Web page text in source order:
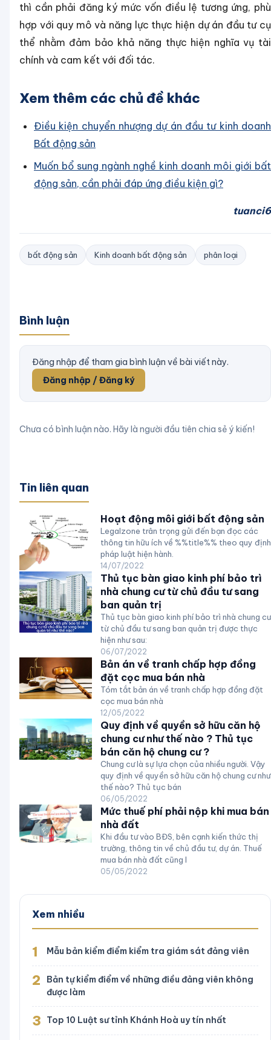
thì cần phải đăng ký mức vốn điều lệ tương ứng, phù
hợp với quy mô và năng lực thực hiện dự án đầu tư cụ
thể nhằm đảm bảo khả năng thực hiện nghĩa vụ tài
chính và cam kết với đối tác.
Xem thêm các chủ đề khác
Điều kiện chuyển nhượng dự án đầu tư kinh doanh
Bất động sản
Muốn bổ sung ngành nghề kinh doanh môi giới bất
động sản, cần phải đáp ứng điều kiện gì?
tuanci6
bất động sản Kinh doanh bất động sản phân loại
Bình luận
Đăng nhập để tham gia bình luận về bài viết này.
Đăng nhập / Đăng ký
Chưa có bình luận nào. Hãy là người đầu tiên chia sẻ ý kiến!
Tin liên quan
Hoạt động môi giới bất động sản
Legalzone trân trọng gửi đến bạn đọc các
thông tin hữu ích về %%title%% theo quy định
pháp luật hiện hành.
14/07/2022
Thủ tục bàn giao kinh phí bảo trì
nhà chung cư từ chủ đầu tư sang
ban quản trị
Thủ tục bàn giao kinh phí bảo trì nhà chung cư
từ chủ đầu tư sang ban quản trị được thực
hiện như sau:
06/07/2022
Bản án về tranh chấp hợp đồng
đặt cọc mua bán nhà
Tóm tắt bản án về tranh chấp hợp đồng đặt
cọc mua bán nhà
12/05/2022
Quy định về quyền sở hữu căn hộ
chung cư như thế nào ? Thủ tục
bán căn hộ chung cư ?
Chung cư là sự lựa chọn của nhiều người. Vậy
quy định về quyền sở hữu căn hộ chung cư như
thế nào? Thủ tục bán
06/05/2022
Mức thuế phí phải nộp khi mua bán
nhà đất
Khi đầu tư vào BĐS, bên cạnh kiến thức thị
trường, thông tin về chủ đầu tư, dự án. Thuế
mua bán nhà đất cũng l
05/05/2022
Xem nhiều
1 Mẫu bản kiểm điểm kiểm tra giám sát đảng viên
2
Bản tự kiểm điểm về những điều đảng viên không
được làm
3 Top 10 Luật sư tỉnh Khánh Hoà uy tín nhất